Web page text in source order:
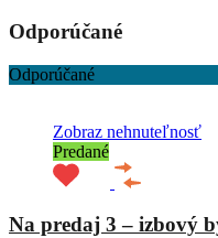
Odporúčané
Odporúčané
Zobraz nehnuteľnosť
Predané
Na predaj 3 – izbový